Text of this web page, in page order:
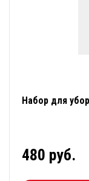
Набор для
480 руб.